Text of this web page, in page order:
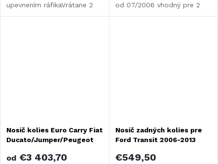
upevnením ráfikaVrátane 2
koľajničiek na kolesá s dĺžkou
od 07/2006 vhodný pre 2
bicykle.
Nosič kolies Euro Carry Fiat
Ducato/Jumper/Peugeot
od €3 403,70
Nosič zadných kolies pre
Ford Transit 2006-2013
€549,50